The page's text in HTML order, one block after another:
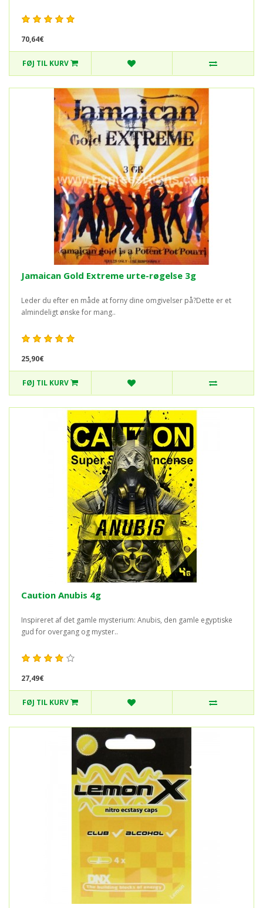
70,64€
FØJ TIL KURV
Jamaican Gold Extreme urte-røgelse 3g
Leder du efter en måde at forny dine omgivelser på?Dette er et
almindeligt ønske for mang..
25,90€
FØJ TIL KURV
Caution Anubis 4g
Inspireret af det gamle mysterium: Anubis, den gamle egyptiske
gud for overgang og myster..
27,49€
FØJ TIL KURV